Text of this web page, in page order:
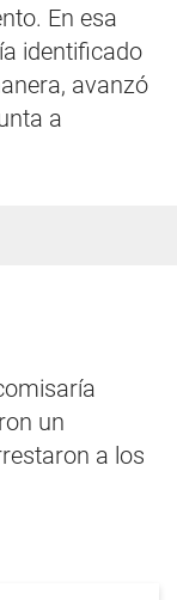
En esa
identificado
avanzó
a
un
a los